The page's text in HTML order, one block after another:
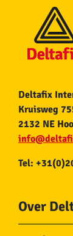
Deltafix
Kruisweg
2132 NE
Tel:
Over